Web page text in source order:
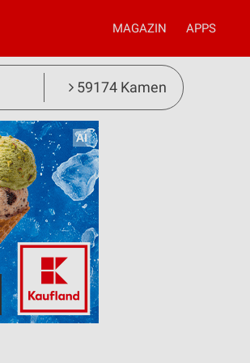
MAGAZIN APPS
59174 Kamen